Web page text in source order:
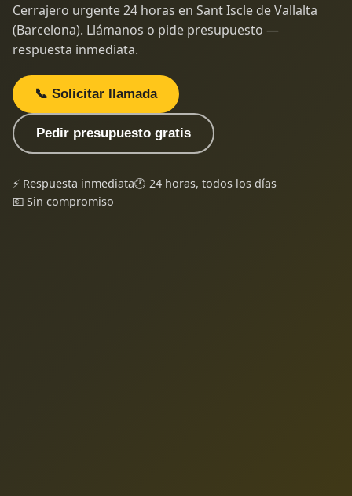
Cerrajero urgente 24 horas en Sant Iscle de Vallalta
(Barcelona). Llámanos o pide presupuesto —
respuesta inmediata.
📞 Solicitar llamada
Pedir presupuesto gratis
⚡ Respuesta inmediata🕐 24 horas, todos los días
💶 Sin compromiso